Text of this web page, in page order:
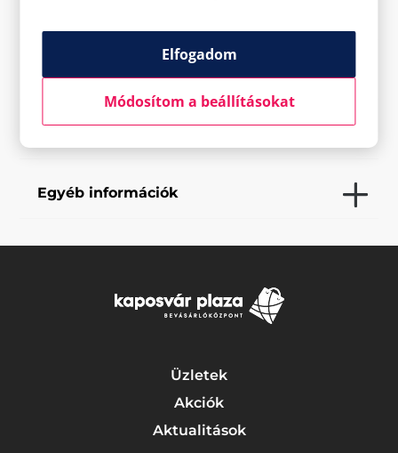
Saját szolgáltatások
Egyéb információk
Üzletek
Akciók
Aktualitások
Elfogadom
Módosítom a beállításokat